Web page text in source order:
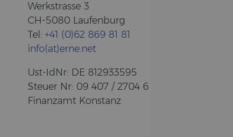
Werk­stras­se 3
CH-5080 Lau­fen­burg
Tel: +41 (0)62 869 81 81
info(at)erne.net
Ust-​IdNr: DE 812933595
Steu­er Nr: 09 407 / 2704 6
Fi­nanz­amt Kon­stanz